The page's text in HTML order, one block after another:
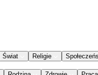
Świat Religie